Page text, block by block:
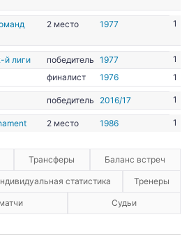
2 место 1977 1
й лиги победитель 1977
1
финалист
1976 1
победитель 2016/17 1
2 место 1986 1
Трансферы Баланс встреч
статистика Тренеры
Судьи